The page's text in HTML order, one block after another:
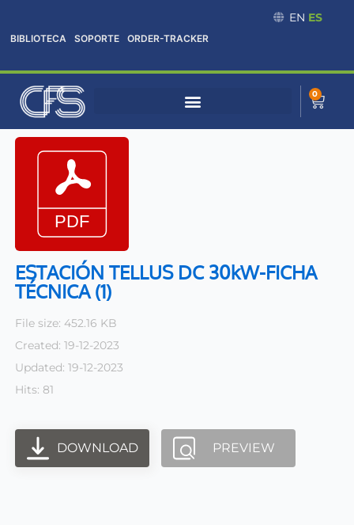
al
contenido
BIBLIOTECA SOPORTE ORDER-TRACKER
EN ES
0
Cart
ESTACIÓN TELLUS DC 30kW-FICHA
TÉCNICA (1)
File size: 452.16 KB
Created: 19-12-2023
Updated: 19-12-2023
Hits: 81
DOWNLOAD PREVIEW